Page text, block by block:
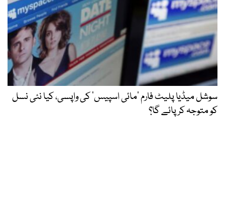
سوشل میڈیا پلیٹ فارم ‘مائی اسپیس’ کی واپسی، کیا نئی نسل
کو متوجہ کر پائے گا؟